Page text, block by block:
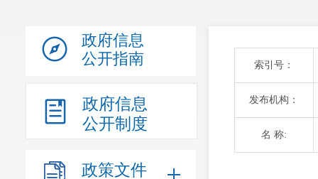
政府信息
公开指南
政府信息
公开制度
政策文件
索引号：
发布机构：
名 称: